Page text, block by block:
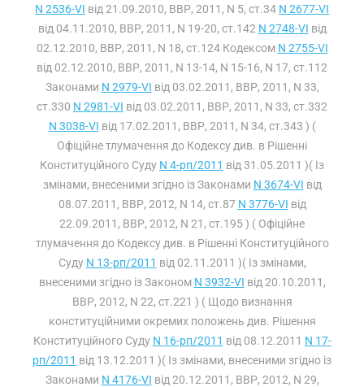
N 2536-VI від 21.09.2010, ВВР, 2011, N 5, ст.34 N 2677-VI
від 04.11.2010, ВВР, 2011, N 19-20, ст.142 N 2748-VI від
02.12.2010, ВВР, 2011, N 18, ст.124 Кодексом N 2755-VI
від 02.12.2010, ВВР, 2011, N 13-14, N 15-16, N 17, ст.112
Законами N 2979-VI від 03.02.2011, ВВР, 2011, N 33,
ст.330 N 2981-VI від 03.02.2011, ВВР, 2011, N 33, ст.332
N 3038-VI від 17.02.2011, ВВР, 2011, N 34, ст.343 ) (
Офіційне тлумачення до Кодексу див. в Рішенні
Конституційного Суду N 4-рп/2011 від 31.05.2011 )( Із
змінами, внесеними згідно із Законами N 3674-VI від
08.07.2011, ВВР, 2012, N 14, ст.87 N 3776-VI від
22.09.2011, ВВР, 2012, N 21, ст.195 ) ( Офіційне
тлумачення до Кодексу див. в Рішенні Конституційного
Суду N 13-рп/2011 від 02.11.2011 )( Із змінами,
внесеними згідно із Законом N 3932-VI від 20.10.2011,
ВВР, 2012, N 22, ст.221 ) ( Щодо визнання
конституційними окремих положень див. Рішення
Конституційного Суду N 16-рп/2011 від 08.12.2011 N 17-
рп/2011 від 13.12.2011 )( Із змінами, внесеними згідно із
Законами N 4176-VI від 20.12.2011, ВВР, 2012, N 29,